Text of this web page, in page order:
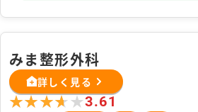
みま整形外科
詳しく見る
★★★★★
★★★★★3.61